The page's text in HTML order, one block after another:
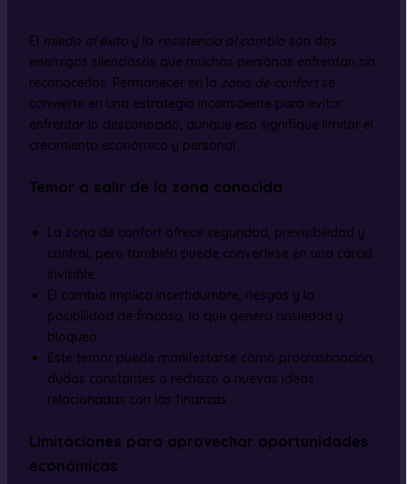
El miedo al éxitoy la resistencia al cambioson dos
enemigos silenciosos que muchas personas enfrentan sin
reconocerlos. Permanecer en la zona de confortse
convierte en una estrategia inconsciente para evitar
enfrentar lo desconocido, aunque eso signifique limitar el
crecimiento económico y personal.
Temor a salir de la zona conocida
La zona de confort ofrece seguridad, previsibilidad y
control, pero también puede convertirse en una cárcel
invisible.
El cambio implica incertidumbre, riesgos y la
posibilidad de fracaso, lo que genera ansiedad y
bloqueo.
Este temor puede manifestarse como procrastinación,
dudas constantes o rechazo a nuevas ideas
relacionadas con las finanzas.
Limitaciones para aprovechar oportunidades
económicas